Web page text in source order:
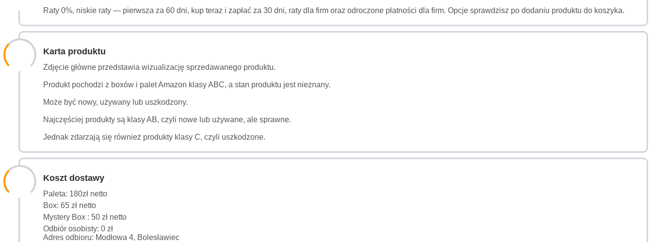
Raty 0%, niskie raty — pierwsza za 60 dni, kup teraz i zapłać za 30 dni, raty dla firm oraz odroczone płatności dla firm. Opcje sprawdzisz po dodaniu produktu do koszyka.
Karta produktu
Zdjęcie główne przedstawia wizualizację sprzedawanego produktu.
Produkt pochodzi z boxów i palet Amazon klasy ABC, a stan produktu jest nieznany.
Może być nowy, używany lub uszkodzony.
Najczęściej produkty są klasy AB, czyli nowe lub używane, ale sprawne.
Jednak zdarzają się również produkty klasy C, czyli uszkodzone.
Koszt dostawy
Paleta: 180zł netto
Box: 65 zł netto
Mystery Box : 50 zł netto
Odbiór osobisty: 0 zł
Adres odbioru: Modłowa 4, Bolesławiec